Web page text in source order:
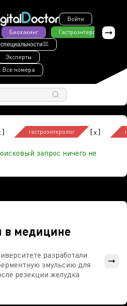
Войти
Биохакинг Гастроэнтерология
Эксперты
Все номера
] гастроэнтеролог [x]
запрос ничего не
в медицине
разработали
эмульсию для
резекции желудка